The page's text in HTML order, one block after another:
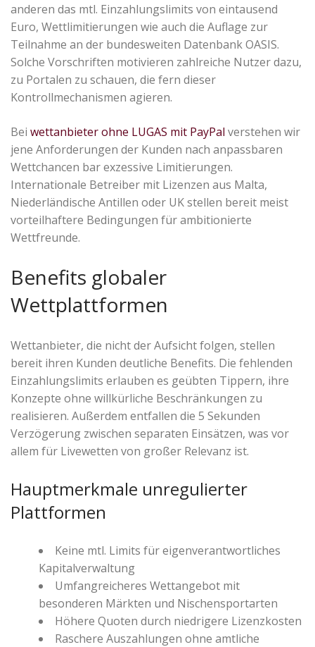
anderen das mtl. Einzahlungslimits von eintausend
Euro, Wettlimitierungen wie auch die Auflage zur
Teilnahme an der bundesweiten Datenbank OASIS.
Solche Vorschriften motivieren zahlreiche Nutzer dazu,
zu Portalen zu schauen, die fern dieser
Kontrollmechanismen agieren.
Bei wettanbieter ohne LUGAS mit PayPal verstehen wir
jene Anforderungen der Kunden nach anpassbaren
Wettchancen bar exzessive Limitierungen.
Internationale Betreiber mit Lizenzen aus Malta,
Niederländische Antillen oder UK stellen bereit meist
vorteilhaftere Bedingungen für ambitionierte
Wettfreunde.
Benefits globaler
Wettplattformen
Wettanbieter, die nicht der Aufsicht folgen, stellen
bereit ihren Kunden deutliche Benefits. Die fehlenden
Einzahlungslimits erlauben es geübten Tippern, ihre
Konzepte ohne willkürliche Beschränkungen zu
realisieren. Außerdem entfallen die 5 Sekunden
Verzögerung zwischen separaten Einsätzen, was vor
allem für Livewetten von großer Relevanz ist.
Hauptmerkmale unregulierter
Plattformen
Keine mtl. Limits für eigenverantwortliches
Kapitalverwaltung
Umfangreicheres Wettangebot mit
besonderen Märkten und Nischensportarten
Höhere Quoten durch niedrigere Lizenzkosten
Raschere Auszahlungen ohne amtliche